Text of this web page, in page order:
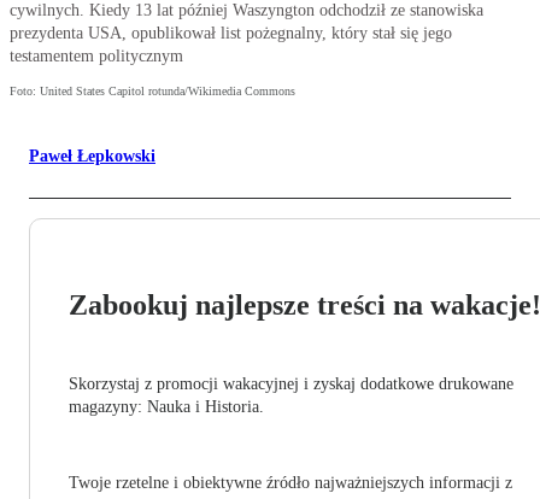
cywilnych. Kiedy 13 lat później Waszyngton odchodził ze stanowiska
prezydenta USA, opublikował list pożegnalny, który stał się jego
testamentem politycznym
Foto: United States Capitol rotunda/Wikimedia Commons
Paweł Łepkowski
Zabookuj najlepsze treści na wakacje!
Skorzystaj z promocji wakacyjnej i zyskaj dodatkowe drukowane
magazyny: Nauka i Historia.
Twoje rzetelne i obiektywne źródło najważniejszych informacji z